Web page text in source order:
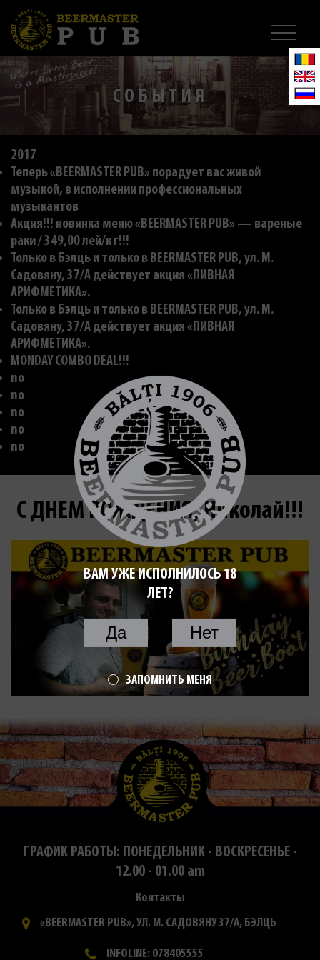
СОБЫТИЯ
2017
Теперь «BEERMASTER PUB» порадует вас живой
музыкой, в исполнении профессиональных
музыкантов
Акция!!! новинка меню «BEERMASTER PUB» — вареные
раки / 349,00 лей/к г!!!
Только в Бэлць и только в BEERMASTER PUB, ул. M.
Садовяну, 37/A действует акция «ПИВНАЯ
АРИФМЕТИКА».
Только в Бэлць и только в BEERMASTER PUB, ул. M.
Садовяну, 37/A действует акция «ПИВНАЯ
АРИФМЕТИКА».
MONDAY COMBO DEAL!!!
no
no
no
no
no
С ДНЕМ РОЖДЕНИЯ, Николай!!!
ГРАФИК РАБОТЫ: ПОНЕДЕЛЬНИК - ВОСКРЕСЕНЬЕ -
12.00 - 01.00 am
Контакты
«BEERMASTER PUB», УЛ. М. САДОВЯНУ 37/А, БЭЛЦЬ
INFOLINE: 078405555
ВАМ УЖЕ ИСПОЛНИЛОСЬ 18
ЛЕТ?
Да Нет
ЗАПОМНИТЬ МЕНЯ